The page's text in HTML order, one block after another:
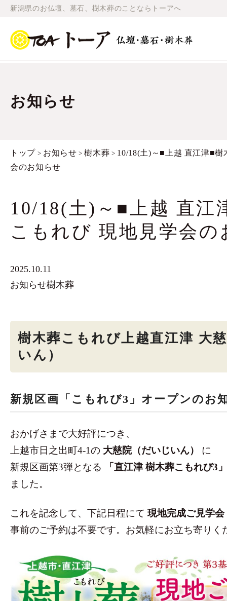
新潟県のお仏壇、墓石、樹木葬のことならトーアへ
お知らせ
トップ > お知らせ >樹木葬 > 10/18(土)～■上越 直江津■樹
会のお知らせ
10/18(土)～■上越 直江
こもれび 現地見学会の
2025.10.11
お知らせ樹木葬
樹木葬こもれび上越直江津 大
いん）
新規区画「こもれび3」オープンのお
おかげさまで大好評につき、
上越市日之出町4-1の 大慈院（だいじいん）
に
新規区画第3弾となる
「直江津 樹木葬こもれび3」
ました。
これを記念して、下記日程にて 現地完成ご見学会
事前のご予約は不要です。お気軽にお立ち寄りく